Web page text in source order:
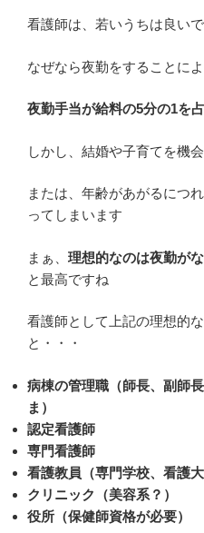
看護師は、若いうちは良い
なぜなら夜勤をすることに
夜勤手当が給料の5分の1を
しかし、結婚や子育てを機
または、年齢があがるにつ
ってしまいます
まぁ、 理想的なのは夜勤が
と最高ですね
看護師として上記の理想的
と・・・
病棟の管理職（師長、副師
ま）
認定看護師
専門看護師
看護教員（専門学校、看護大
クリニック（美容系？）
役所（保健師資格が必要）